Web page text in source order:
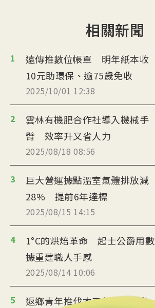
相關新聞
1
遠傳推數位帳單 明年紙本收
10元助環保、逾75歲免收
2025/10/01 12:38
2
雲林有機肥合作社導入機械手
臂 效率升又省人力
2025/08/18 08:56
3
巨大營運據點溫室氣體排放減
28% 提前6年達標
2025/08/15 14:15
4
1°C的烘焙革命 起士公爵用數
據重建職人手感
2025/08/14 10:06
5
返鄉青年推伐木工便當 帶動